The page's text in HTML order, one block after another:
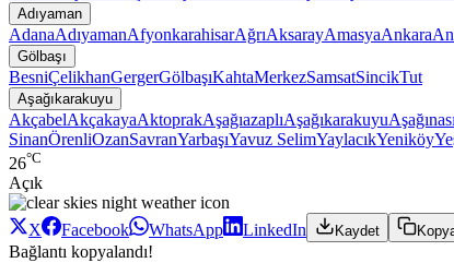
Adıyaman
AdanaAdıyamanAfyonkarahisarAğrıAksarayAmasyaAnkara
Gölbaşı
BesniÇelikhanGergerGölbaşıKahtaMerkezSamsatSincikTut
Aşağıkarakuyu
AkçabelAkçakayaAktoprakAşağıazaplıAşağıkarakuyu
SinanÖrenliOzanSavranYarbaşıYavuz SelimYaylacıkYeniköy
26°C
Açık
X Facebook WhatsApp LinkedIn Kaydet
Bağlantı kopyalandı!